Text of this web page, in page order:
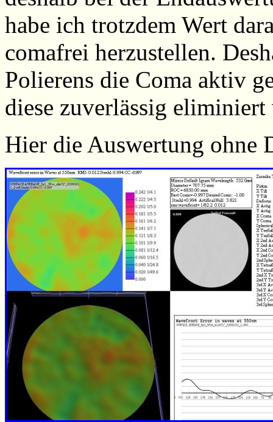
habe ich trotzdem Wert
comafrei herzustellen.
Polierens die Coma aktiv
diese zuverlässig eliminiert
Hier die Auswertung ohne